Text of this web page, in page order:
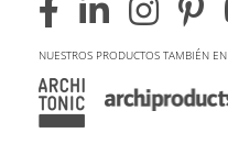
NUESTROS PRODUCTOS TAMBIÉN EN